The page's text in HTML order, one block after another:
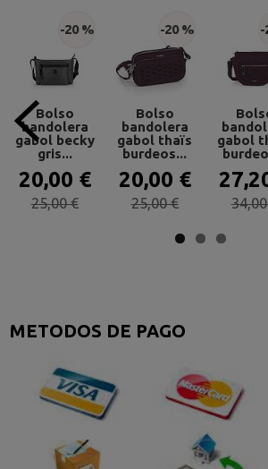
METODOS DE PAGO
-20 %
Bolso
bandolera
gabol becky
gris...
20,00 €
25,00 €
-20 %
Bolso
bandolera
gabol thaïs
burdeos...
20,00 €
25,00 €
-
gabol